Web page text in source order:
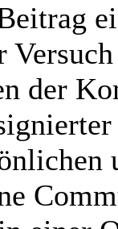
der